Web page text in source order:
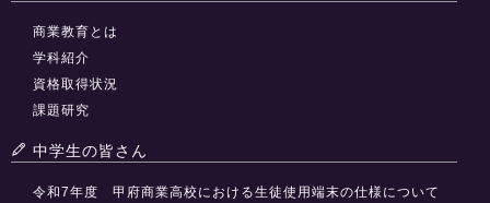
商業教育とは
学科紹介
資格取得状況
課題研究
中学生の皆さん
令和7年度 甲府商業高校における生徒使用端末の仕様について